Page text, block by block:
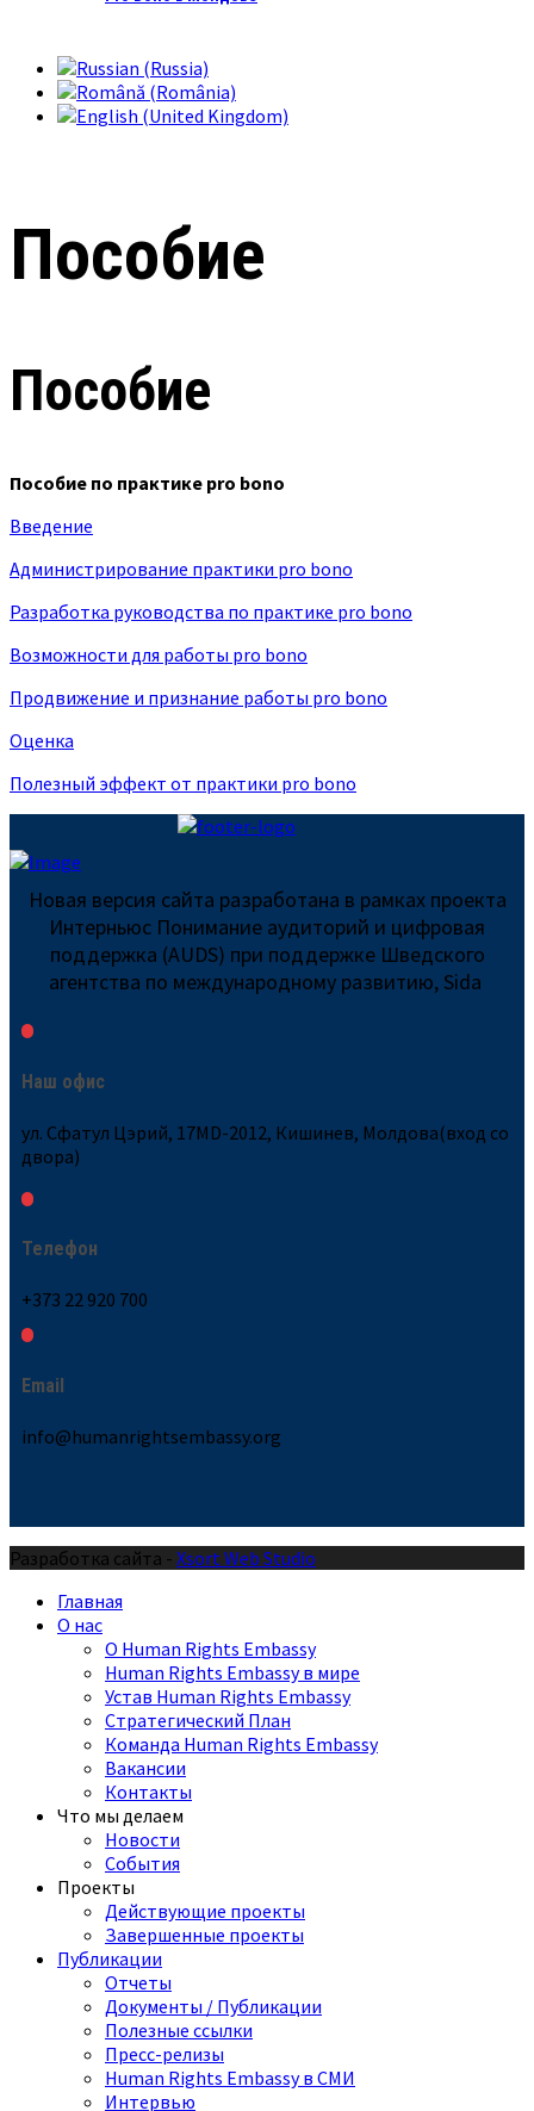
Пособие
Пособие
Пособие по практике pro bono
Введение
Администрирование практики pro bono
Разработка руководства по практике pro bono
Возможности для работы pro bono
Продвижение и признание работы pro bono
Оценка
Полезный эффект от практики pro bono
Новая версия сайта разработана в рамках проекта
Интерньюс Понимание аудиторий и цифровая
поддержка (AUDS) при поддержке Шведского
агентства по международному развитию, Sida
Наш офис
ул. Сфатул Цэрий, 17MD-2012, Кишинев, Молдова(вход со
двора)
Телефон
+373 22 920 700
Email
info@humanrightsembassy.org
Разработка сайта - Xsort Web Studio
Главная
О нас
О Human Rights Embassy
Human Rights Embassy в мире
Устав Human Rights Embassy
Стратегический План
Команда Human Rights Embassy
Вакансии
Контакты
Что мы делаем
Новости
События
Проекты
Действующие проекты
Завершенные проекты
Публикации
Отчеты
Документы / Публикации
Полезные ссылки
Пресс-релизы
Human Rights Embassy в СМИ
Интервью